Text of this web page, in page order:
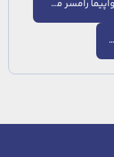
بلیط هواپیما رامسر مشهد
بلیط هواپیما رامسر اصفهان